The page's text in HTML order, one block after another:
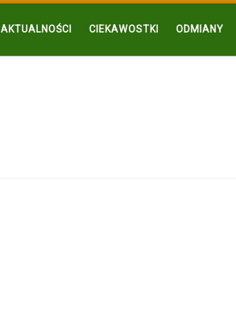
AKTUALNOŚCI CIEKAWOSTKI ODMIANY